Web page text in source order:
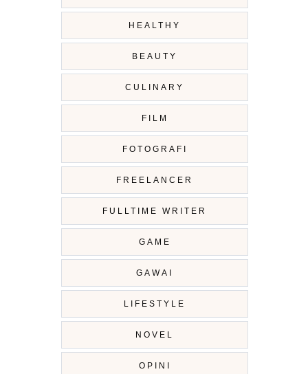
HEALTHY
BEAUTY
CULINARY
FILM
FOTOGRAFI
FREELANCER
FULLTIME WRITER
GAME
GAWAI
LIFESTYLE
NOVEL
OPINI